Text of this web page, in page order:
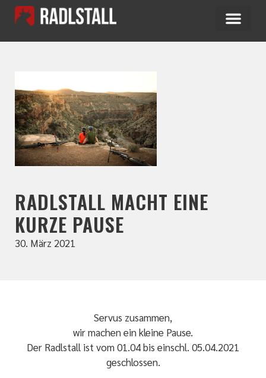
RADLSTALL MACHT EINE
KURZE PAUSE
30. März 2021
Servus zusammen,
wir machen ein kleine Pause.
Der Radlstall ist vom 01.04 bis einschl. 05.04.2021
geschlossen.